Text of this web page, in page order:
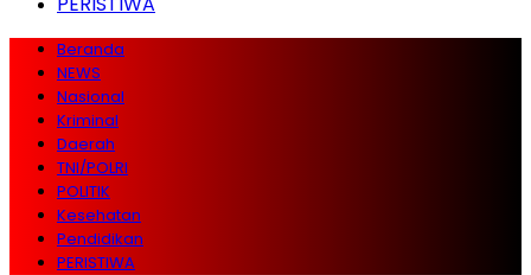
Beranda
NEWS
Nasional
Kriminal
Daerah
TNI/POLRI
POLITIK
Kesehatan
Pendidikan
PERISTIWA